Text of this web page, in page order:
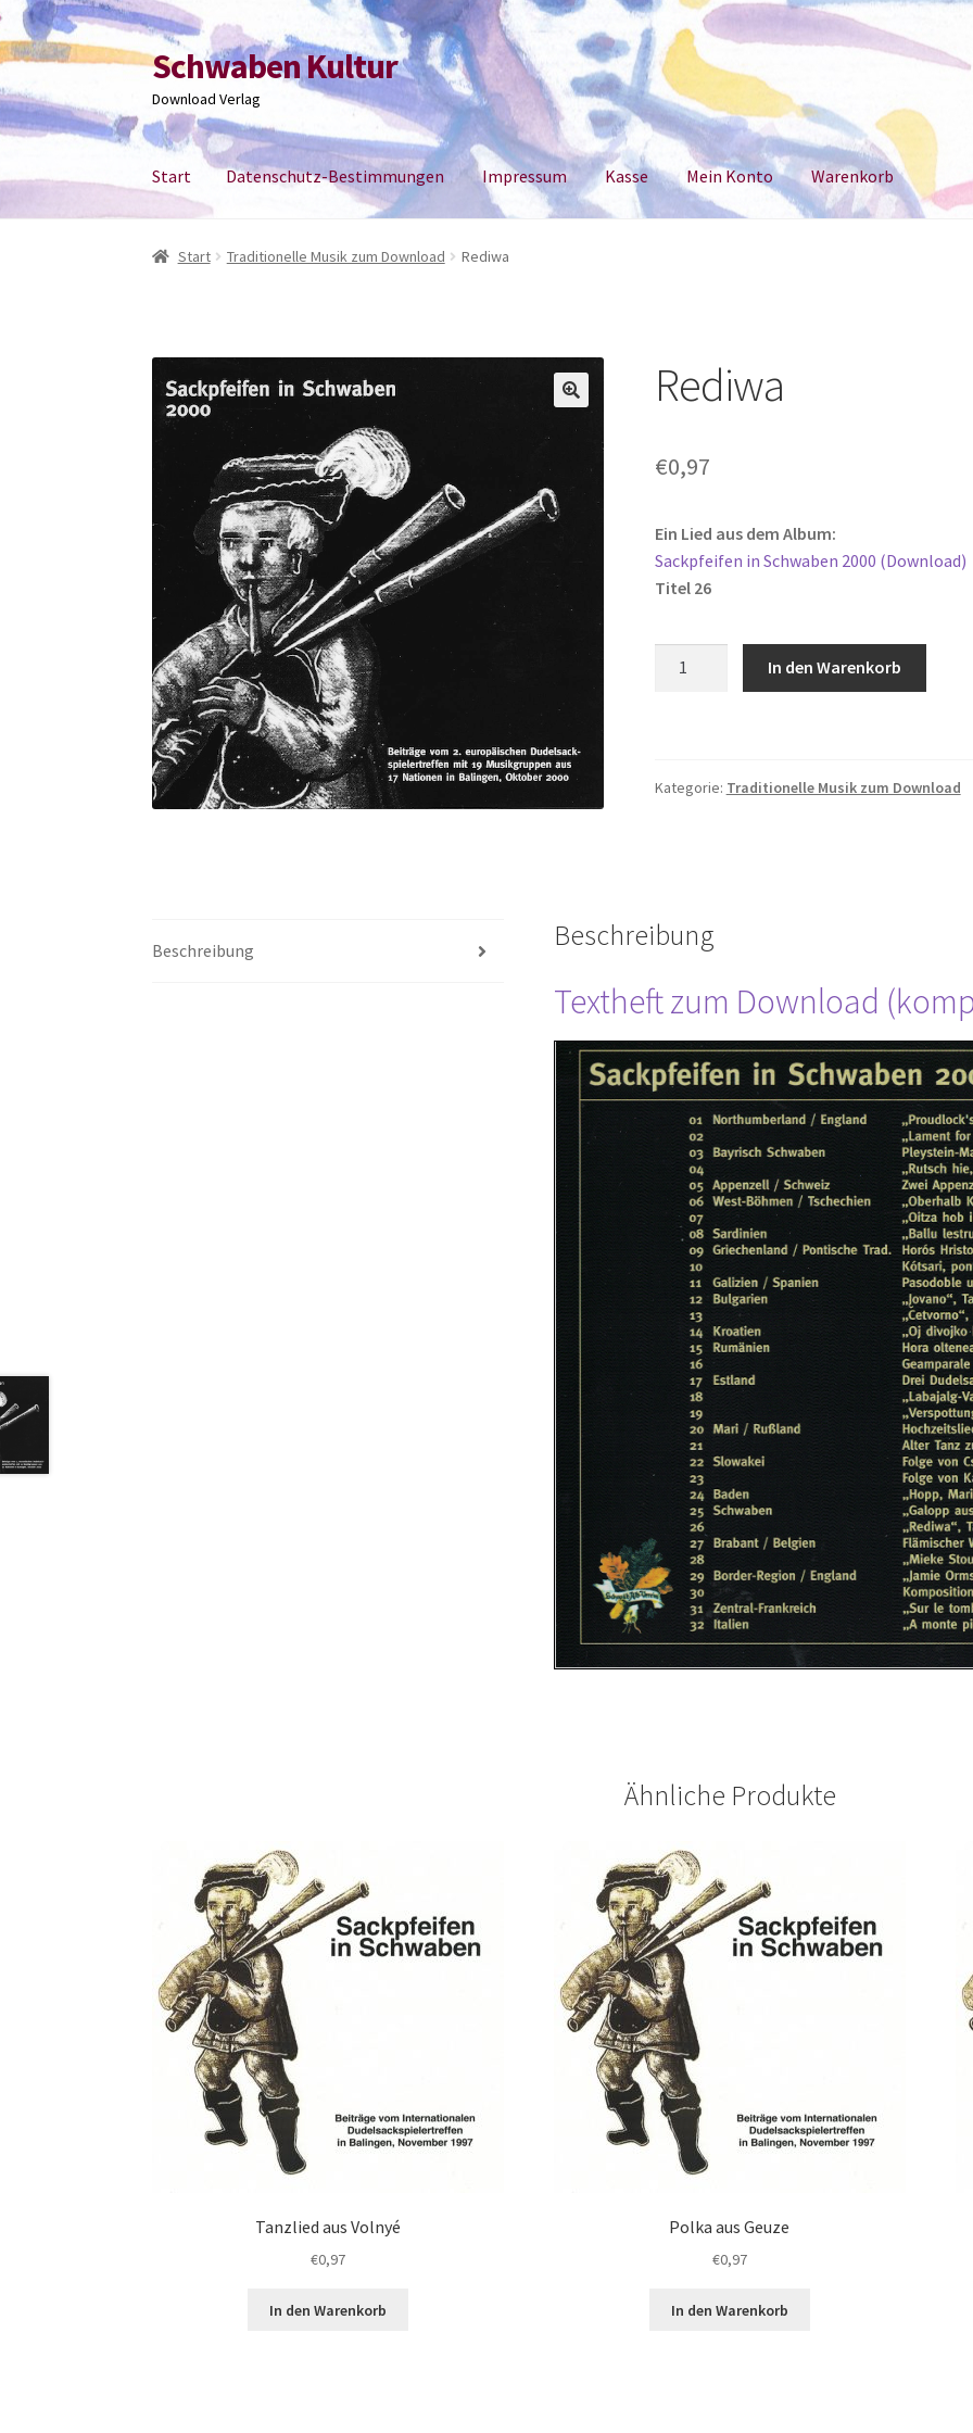
Zur
Navigation
springen
Zum
Inhalt
springen
Schwaben Kultur
Download Verlag
Start Datenschutz-Bestimmungen Impressum Kasse Mein Konto Warenkorb
Start Datenschutz-Bestimmungen Impressum
Start Traditionelle Musik zum Download Rediwa
Rediwa
€0,97
Ein Lied aus dem Album:
Sackpfeifen in Schwaben 2000 (Download)
Titel 26
In den Warenkorb
Kategorie: Traditionelle Musik zum Download
Beschreibung Beschreibung
Textheft zum Download
Ähnliche Produkte
Tanzlied aus Volnyé
€0,97
In den Warenkorb
Polka aus Geuze
€0,97
In den Warenkorb